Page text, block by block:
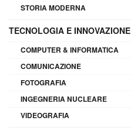
STORIA MODERNA
TECNOLOGIA E INNOVAZIONE
COMPUTER & INFORMATICA
COMUNICAZIONE
FOTOGRAFIA
INGEGNERIA NUCLEARE
VIDEOGRAFIA